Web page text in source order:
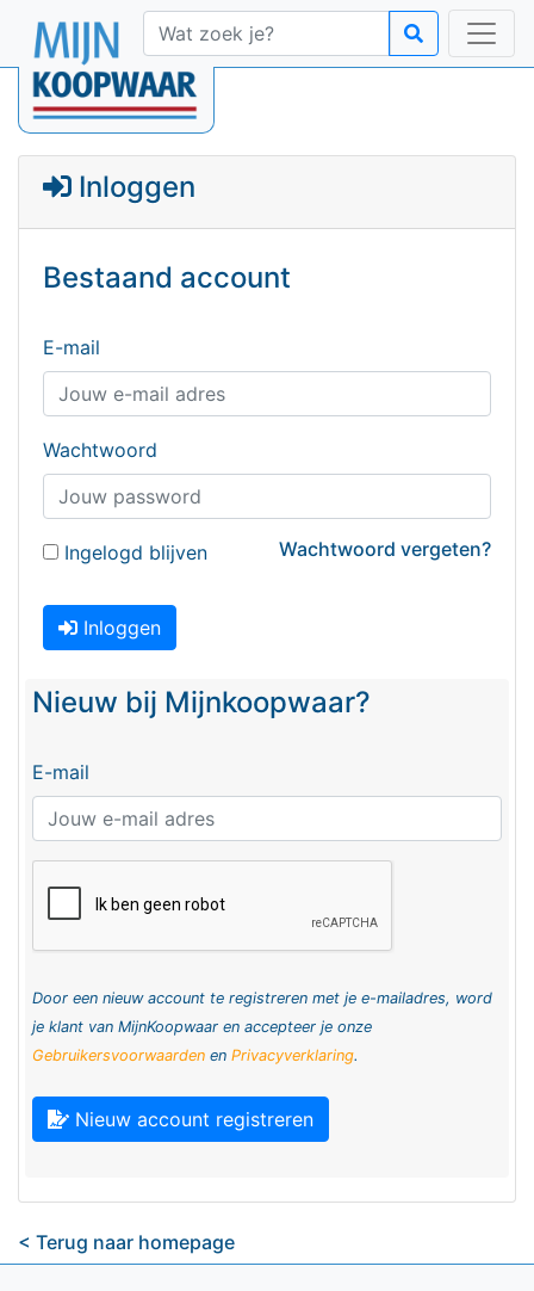
Inloggen
Bestaand account
E-mail
Wachtwoord
Wachtwoord vergeten?
Ingelogd blijven
Inloggen
Nieuw bij Mijnkoopwaar?
E-mail
Door een nieuw account te registreren met je e-mailadres, word
je klant van MijnKoopwaar en accepteer je onze
Gebruikersvoorwaarden en Privacyverklaring.
Nieuw account registreren
< Terug naar homepage